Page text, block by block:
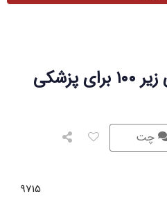
چت
9715